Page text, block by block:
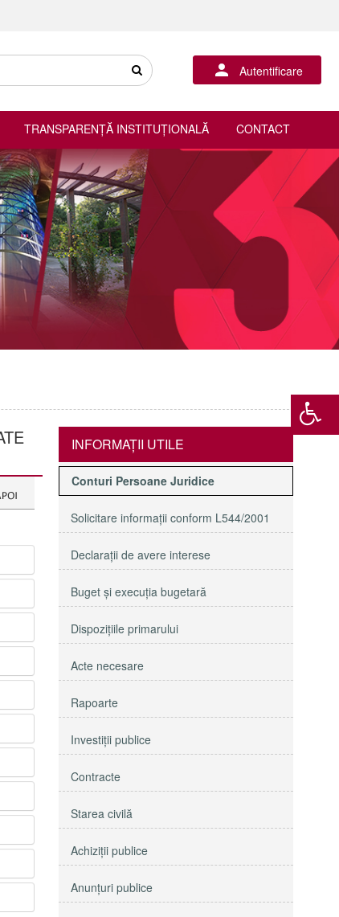
Autentificare
TRANSPARENȚĂ INSTITUȚIONALĂ CONTACT
INFORMAŢII UTILE
Conturi Persoane Juridice
Solicitare informaţii conform L544/2001
Declaraţii de avere interese
Buget şi execuţia bugetară
Dispoziţiile primarului
Acte necesare
Rapoarte
Investiţii publice
Contracte
Starea civilă
Achiziţii publice
Anunţuri publice